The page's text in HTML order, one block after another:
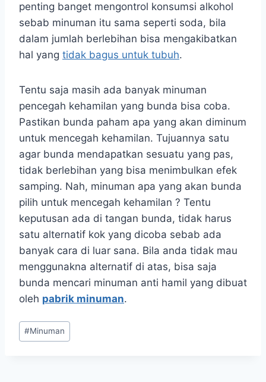
penting banget mengontrol konsumsi alkohol
sebab minuman itu sama seperti soda, bila
dalam jumlah berlebihan bisa mengakibatkan
hal yang tidak bagus untuk tubuh.
Tentu saja masih ada banyak minuman
pencegah kehamilan yang bunda bisa coba.
Pastikan bunda paham apa yang akan diminum
untuk mencegah kehamilan. Tujuannya satu
agar bunda mendapatkan sesuatu yang pas,
tidak berlebihan yang bisa menimbulkan efek
samping. Nah, minuman apa yang akan bunda
pilih untuk mencegah kehamilan ? Tentu
keputusan ada di tangan bunda, tidak harus
satu alternatif kok yang dicoba sebab ada
banyak cara di luar sana. Bila anda tidak mau
menggunakna alternatif di atas, bisa saja
bunda mencari minuman anti hamil yang dibuat
oleh pabrik minuman.
Post
Tags:
#Minuman